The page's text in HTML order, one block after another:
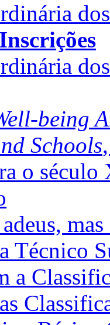
Inscrições
being
Schools
o
Técnico
a